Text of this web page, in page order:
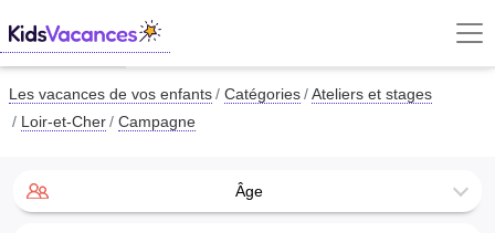
Les vacances de vos enfants Catégories
Ateliers et stages
Loir-et-Cher
Campagne
Âge